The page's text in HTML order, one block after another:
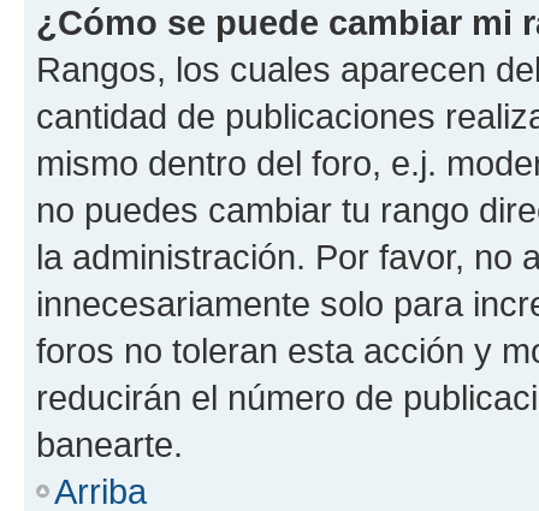
¿Cómo se puede cambiar mi
Rangos, los cuales aparecen
cantidad de publicaciones
mismo dentro del foro, e.j.
no puedes cambiar tu rango
la administración. Por favor, no
innecesariamente solo para
foros no toleran esta acción y
reducirán el número de
banearte.
Arriba